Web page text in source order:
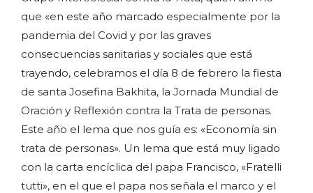
que «en este año marcado especialmente por la
pandemia del Covid y por las graves
consecuencias sanitarias y sociales que está
trayendo, celebramos el día 8 de febrero la fiesta
de santa Josefina Bakhita, la Jornada Mundial de
Oración y Reflexión contra la Trata de personas.
Este año el lema que nos guía es: «Economía sin
trata de personas». Un lema que está muy ligado
con la carta encíclica del papa Francisco, «Fratelli
tutti», en el que el papa nos señala el marco y el